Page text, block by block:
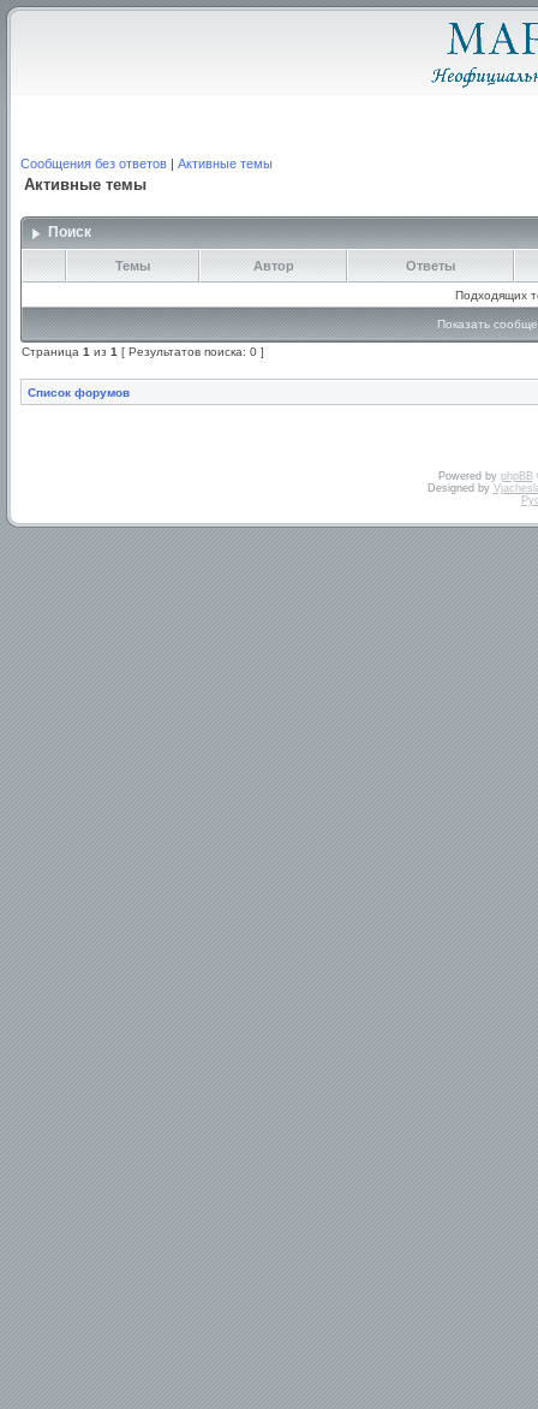
Сообщения без ответов | Активные темы
Активные темы
Поиск
Темы Автор Ответы
Подходящих
Показать
Страница 1 из 1 [ Результатов поиска: 0 ]
Список форумов
Powered by phpBB
Designed by